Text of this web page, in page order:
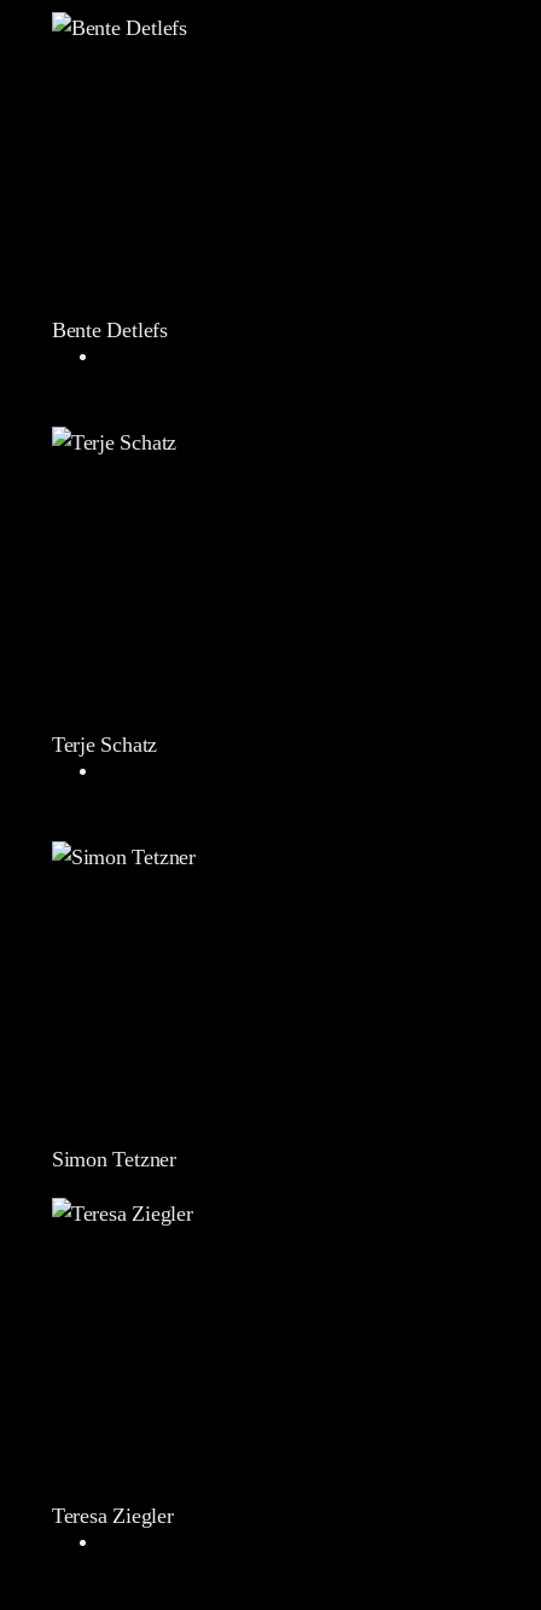
Bente Detlefs
Terje Schatz
Simon Tetzner
Teresa Ziegler